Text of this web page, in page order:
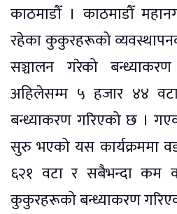
काठमाडौँ । काठमाडौँ
रहेका कुकुरहरूको
सञ्चालन गरेको
अहिलेसम्म ५ हजार ४४
बन्ध्याकरण गरिएको छ ।
सुरु भएको यस कार्यक्रममा
६२१ वटा र सबैभन्दा कम
कुकुरहरूको बन्ध्याकरण